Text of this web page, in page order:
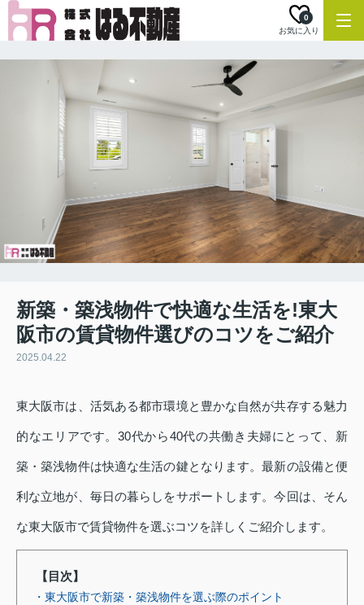
お気に入り
0
新築・築浅物件で快適な生活を!東大
阪市の賃貸物件選びのコツをご紹介
2025.04.22
東大阪市は、活気ある都市環境と豊かな自然が共存する魅力
的なエリアです。30代から40代の共働き夫婦にとって、新
築・築浅物件は快適な生活の鍵となります。最新の設備と便
利な立地が、毎日の暮らしをサポートします。今回は、そん
な東大阪市で賃貸物件を選ぶコツを詳しくご紹介します。
【目次】
・東大阪市で新築・築浅物件を選ぶ際のポイント